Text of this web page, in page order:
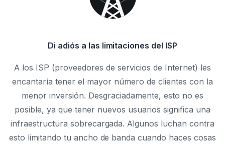
Di adiós a las limitaciones del ISP
A los ISP (proveedores de servicios de Internet) les
encantaría tener el mayor número de clientes con la
menor inversión. Desgraciadamente, esto no es
posible, ya que tener nuevos usuarios significa una
infraestructura sobrecargada. Algunos luchan contra
esto limitando tu ancho de banda cuando haces cosas